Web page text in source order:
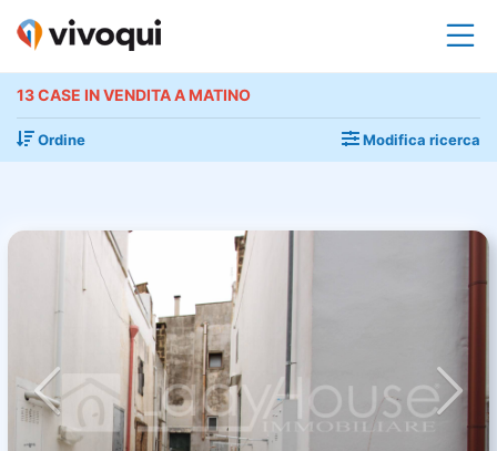
13 CASE IN VENDITA A MATINO
Ordine Modifica ricerca